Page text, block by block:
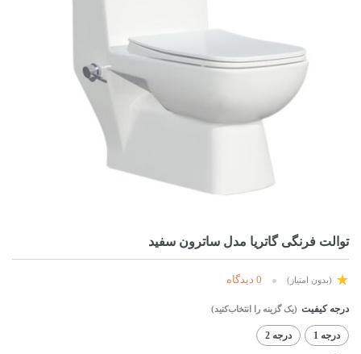
توالت فرنگی گاتریا مدل ساترون سفید
(بدون امتیاز) 0 دیدگاه
درجه کیفیت
درجه 1 درجه 2